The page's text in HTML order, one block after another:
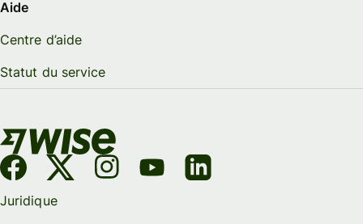
Aide
Centre d’aide
Statut du service
Juridique